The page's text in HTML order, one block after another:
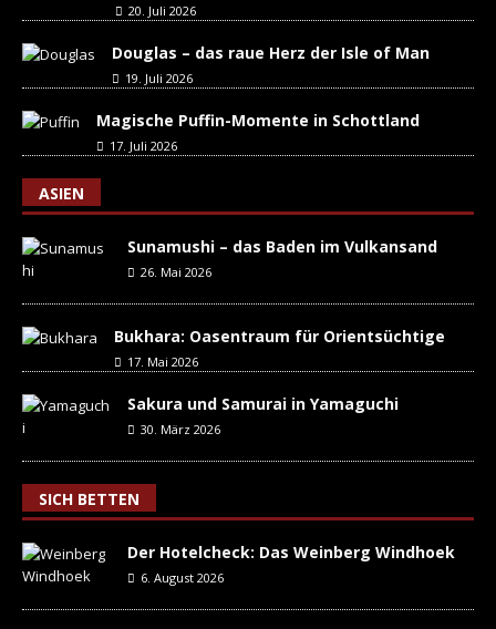
20. Juli 2026
Douglas – das raue Herz der Isle of Man
19. Juli 2026
Magische Puffin-Momente in Schottland
17. Juli 2026
ASIEN
Sunamushi – das Baden im Vulkansand
26. Mai 2026
Bukhara: Oasentraum für Orientsüchtige
17. Mai 2026
Sakura und Samurai in Yamaguchi
30. März 2026
SICH BETTEN
Der Hotelcheck: Das Weinberg Windhoek
6. August 2026